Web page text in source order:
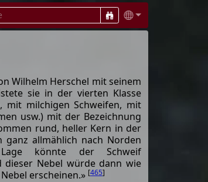
Wilhelm Herschel mit seinem
sie in der vierten Klasse
mit milchigen Schweifen, mit
usw.) mit der Bezeichnung
rund, heller Kern in der
ganz allmählich nach Norden
könnte der Schweif
dieser Nebel würde dann wie
erscheinen.» [465]